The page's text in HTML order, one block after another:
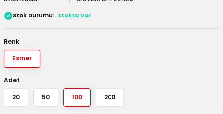
Kutuları
Kutuları
Stok Durumu Stokta Var
Renk
Esmer
Adet
20 50 100 200